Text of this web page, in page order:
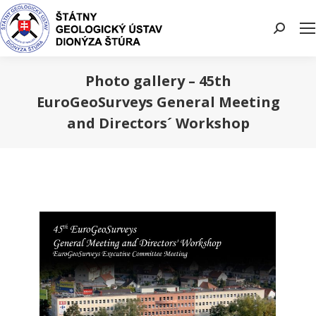
Search:
Photo gallery – 45th
EuroGeoSurveys General Meeting
and Directors´ Workshop